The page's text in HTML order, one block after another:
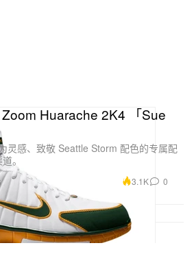
Huarache 2K4 「Sue
灵感、致敬 Seattle Storm 配色的专属配
。
3.1K 0